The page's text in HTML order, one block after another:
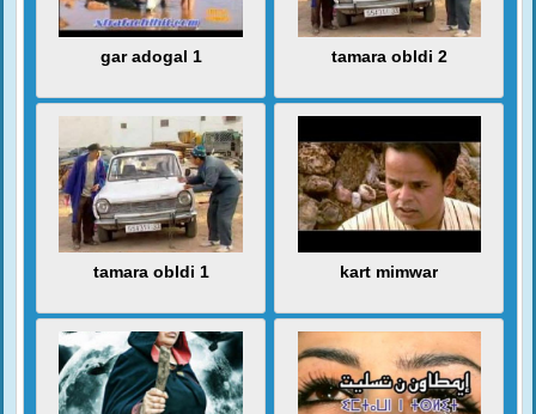
gar adogal 1 tamara obldi 2
tamara obldi 1 kart mimwar